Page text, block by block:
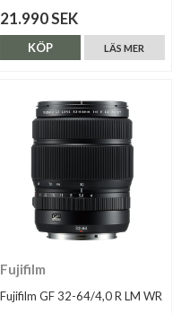
21.990 SEK
LÄS MER
KÖP
Fujifilm
Fujifilm GF 32-64/4,0 R LM WR